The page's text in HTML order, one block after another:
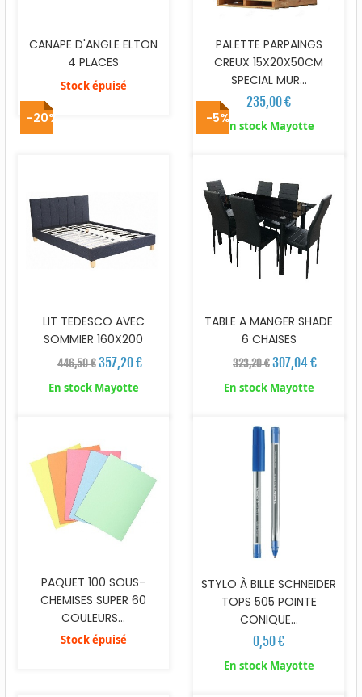
CANAPE D'ANGLE ELTON
4 PLACES
Stock épuisé
PALETTE PARPAINGS
CREUX 15X20X50CM
SPECIAL MUR...
235,00 €
En stock Mayotte
-20%
LIT TEDESCO AVEC
SOMMIER 160X200
446,50 € 357,20 €
En stock Mayotte
-5%
TABLE A MANGER SHADE
6 CHAISES
323,20 €307,04 €
En stock Mayotte
PAQUET 100 SOUS-
CHEMISES SUPER 60
COULEURS...
Stock épuisé
STYLO À BILLE SCHNEIDER
TOPS 505 POINTE
CONIQUE...
0,50 €
En stock Mayotte